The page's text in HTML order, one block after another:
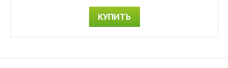
КУПИТЬ